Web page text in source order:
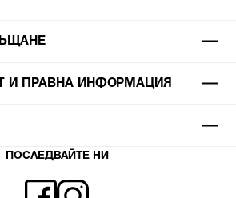
И ПРАВНА ИНФОРМАЦИЯ
ПОСЛЕДВАЙТЕ НИ